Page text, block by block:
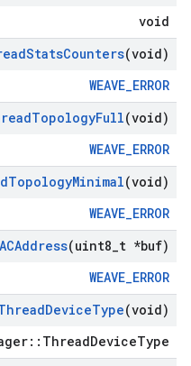
void
StatsCounters(void)
WEAVE_ERROR
TopologyFull(void)
WEAVE_ERROR
TopologyMinimal(void)
WEAVE_ERROR
(uint8 t *buf)
WEAVE_ERROR
DeviceType(void)